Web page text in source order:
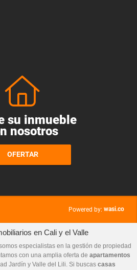
su inmueble
nosotros
OFERTAR
Powered by: wasi.co
en Cali y el Valle
especialistas en la gestión de propiedad
con una amplia oferta de apartamentos
Jardín y Valle del Lili. Si buscas casas